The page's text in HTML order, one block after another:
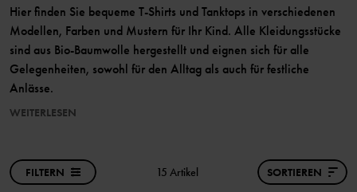
Hier finden Sie bequeme T-Shirts und Tanktops in verschiedenen
Modellen, Farben und Mustern für Ihr Kind. Alle Kleidungsstücke
sind aus Bio-Baumwolle hergestellt und eignen sich für alle
Gelegenheiten, sowohl für den Alltag als auch für festliche
Anlässe.
WEITERLESEN
FILTERN 15 Artikel SORTIEREN